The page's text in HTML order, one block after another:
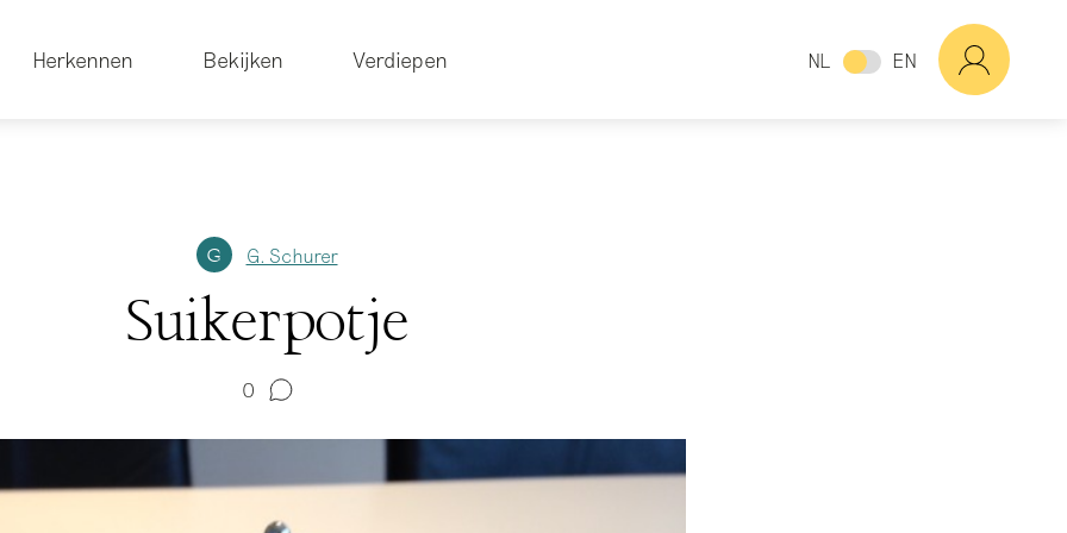
Herkennen Bekijken Verdiepen NL EN
G G. Schurer
Suikerpotje
0